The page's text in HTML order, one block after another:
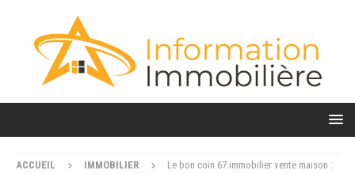
ACCUEIL IMMOBILIER
Le bon coin 67 immobilier vente maison :